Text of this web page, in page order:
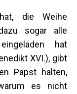
die Weihe
sogar alle
hat
XVI.), gibt
Papst halten,
es nicht